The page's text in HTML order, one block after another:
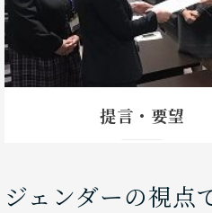
提言・要望
ジェンダーの視点